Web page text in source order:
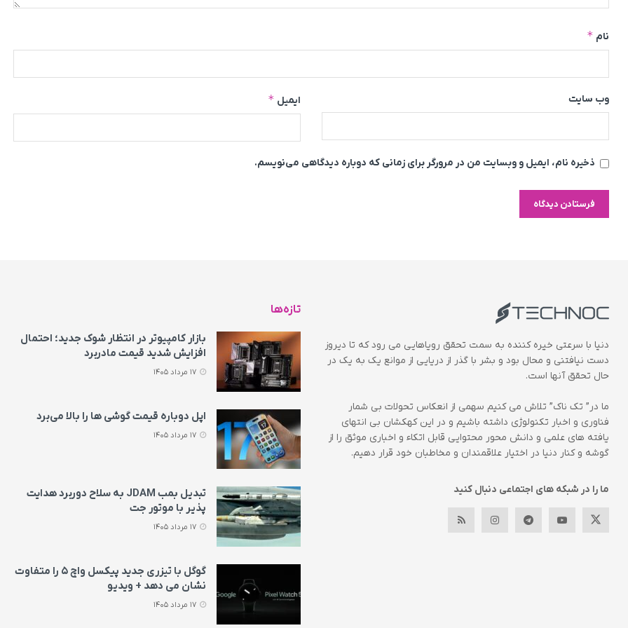
نام *
ایمیل * وب‌ سایت
ذخیره نام، ایمیل و وبسایت من در مرورگر برای زمانی که دوباره دیدگاهی می‌نویسم.
دنیا با سرعتی خیره کننده به سمت تحقق رویاهایی می رود که تا دیروز
دست نیافتنی و محال بود و بشر با گذر از دریایی از موانع یک به یک در
حال تحقق آنها است.
ما در” تک ناک” تلاش می کنیم سهمی از انعکاس تحولات بی شمار
فناوری و اخبار تکنولوژی داشته باشیم و در این کهکشان بی انتهای
یافته های علمی و دانش محور محتوایی قابل اتکاء و اخباری موثق را از
گوشه و کنار دنیا در اختیار علاقمندان و مخاطبان خود قرار دهیم.
ما را در شبکه های اجتماعی دنبال کنید
تازه‌ها
بازار کامپیوتر در انتظار شوک جدید؛ احتمال
افزایش شدید قیمت مادربرد
اپل دوباره قیمت‌ گوشی ها را بالا می‌برد
تبدیل بمب JDAM به سلاح دوربرد هدایت
پذیر با موتور جت
گوگل با تیزری جدید پیکسل واچ ۵ را متفاوت
نشان می‌ دهد + ویدیو